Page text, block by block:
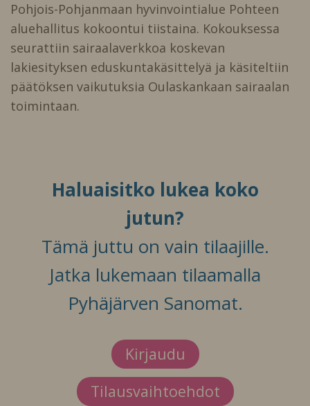
Pohjois-Pohjanmaan hyvinvointialue Pohteen
aluehallitus kokoontui tiistaina. Kokouksessa
seurattiin sairaalaverkkoa koskevan
lakiesityksen eduskuntakäsittelyä ja käsiteltiin
päätöksen vaikutuksia Oulaskankaan sairaalan
toimintaan.
Haluaisitko lukea koko
jutun?
Tämä juttu on vain tilaajille.
Jatka lukemaan tilaamalla
Pyhäjärven Sanomat.
Kirjaudu
Tilausvaihtoehdot